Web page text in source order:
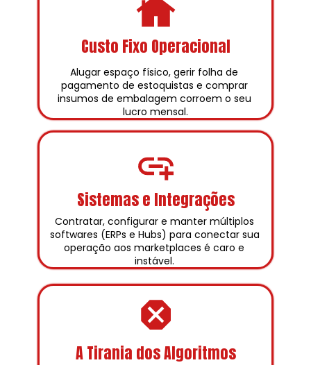
Custo Fixo Operacional
Sistemas e Integrações
A Tirania dos Algoritmos
Alugar espaço físico, gerir folha de
pagamento de estoquistas e comprar
insumos de embalagem corroem o seu
lucro mensal.
Contratar, configurar e manter múltiplos
softwares (ERPs e Hubs) para conectar sua
operação aos marketplaces é caro e
instável.